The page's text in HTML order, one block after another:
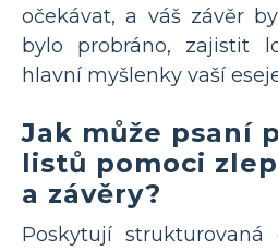
očekávat, a váš závěr
bylo probráno, zajistit
hlavní myšlenky vaší
Jak může psaní
listů pomoci
a závěry?
Poskytují